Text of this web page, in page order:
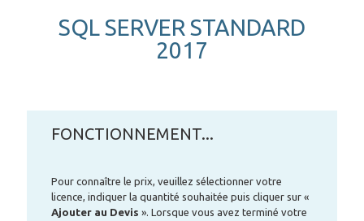
SQL SERVER STANDARD
2017
FONCTIONNEMENT...
Pour connaître le prix, veuillez sélectionner votre
licence, indiquer la quantité souhaitée puis cliquer sur «
Ajouter au Devis ». Lorsque vous avez terminé votre